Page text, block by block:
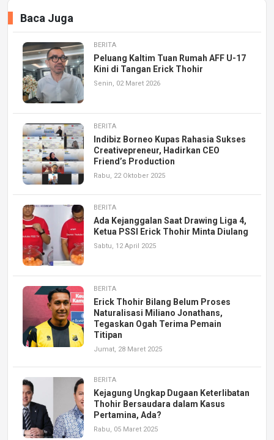
Baca Juga
BERITA
Peluang Kaltim Tuan Rumah AFF U-17
Kini di Tangan Erick Thohir
Senin, 02 Maret 2026
BERITA
Indibiz Borneo Kupas Rahasia Sukses
Creativepreneur, Hadirkan CEO
Friend’s Production
Rabu, 22 Oktober 2025
BERITA
Ada Kejanggalan Saat Drawing Liga 4,
Ketua PSSI Erick Thohir Minta Diulang
Sabtu, 12 April 2025
BERITA
Erick Thohir Bilang Belum Proses
Naturalisasi Miliano Jonathans,
Tegaskan Ogah Terima Pemain
Titipan
Jumat, 28 Maret 2025
BERITA
Kejagung Ungkap Dugaan Keterlibatan
Thohir Bersaudara dalam Kasus
Pertamina, Ada?
Rabu, 05 Maret 2025